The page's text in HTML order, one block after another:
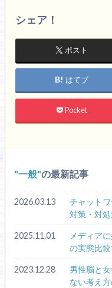
シェア！
ポスト
はてブ
Pocket
一般 の最新記事
2026.03.13
チャット
対策・対処
2025.11.01
メディア
の実態比
2023.12.28
男性脳と
ない考え